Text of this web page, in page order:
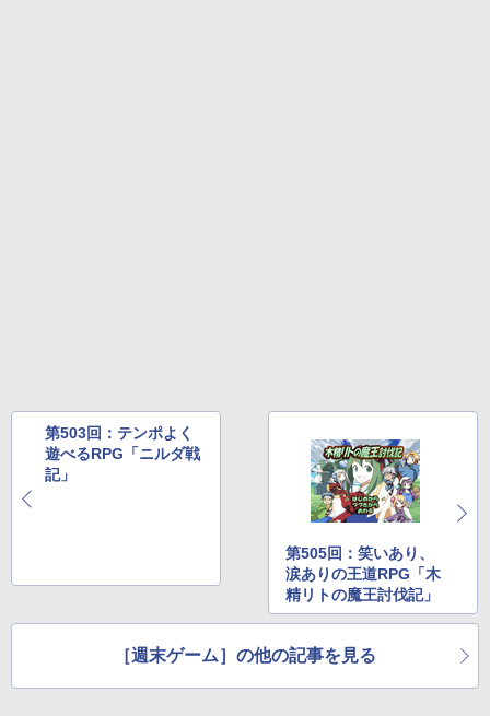
第503回：テンポよく
遊べるRPG「ニルダ戦
記」
第505回：笑いあり、
涙ありの王道RPG「木
精リトの魔王討伐記」
［週末ゲーム］の他の記事を見る